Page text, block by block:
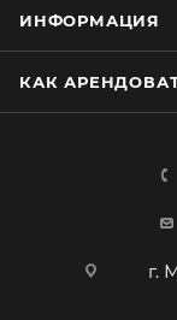
ИНФОРМАЦИЯ
КАК
г.